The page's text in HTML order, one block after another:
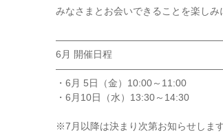
みなさまとお会いできることを楽しみ
6月 開催日程
・6月 5日（金）10:00～11:00
・6月10日（水）13:30～14:30
※7月以降は決まり次第お知らせしま